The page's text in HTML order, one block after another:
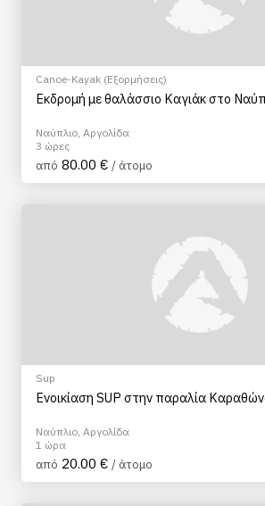
Canoe-Kayak (Εξορμήσεις)
Εκδρομή με θαλάσσιο Καγιάκ στο
Ναύπλιο, Αργολίδα
3 ώρες
από 80.00 € / άτομο
Sup
Ενοικίαση SUP στην παραλία
Ναύπλιο, Αργολίδα
1 ώρα
από 20.00 € / άτομο